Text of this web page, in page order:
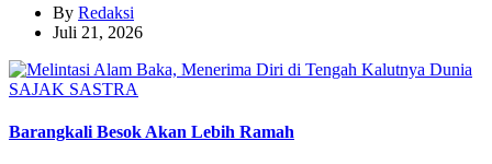
By Redaksi
Juli 21, 2026
SAJAK SASTRA
Barangkali Besok Akan Lebih Ramah